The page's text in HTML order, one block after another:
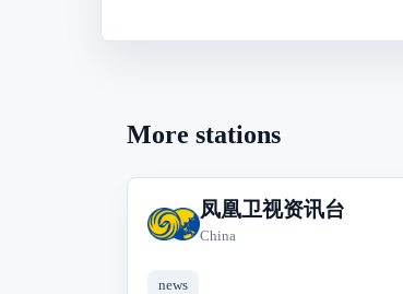
More stations
凤
凤凰卫视资讯台
China
news